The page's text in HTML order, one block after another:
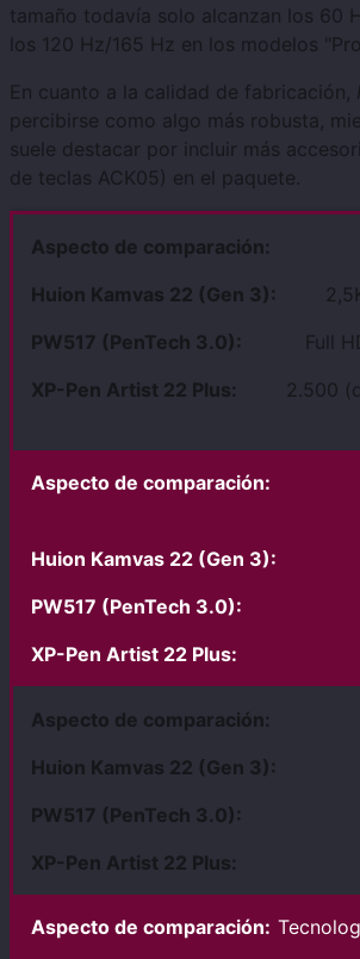
tamaño todavía solo alcanzan los 60
los 120 Hz/165 Hz en los modelos
En cuanto a la calidad de fabricación,
percibirse como algo más robusta,
suele destacar por incluir más
de teclas ACK05) en el paquete.
Full
2.500